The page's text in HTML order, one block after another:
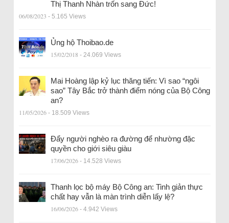
Thị Thanh Nhàn trốn sang Đức!
06/08/2023 - 5.165 Views
Ủng hộ Thoibao.de
15/02/2018 - 24.069 Views
Mai Hoàng lập kỷ lục thăng tiến: Vì sao “ngôi
sao” Tây Bắc trở thành điểm nóng của Bộ Công
an?
11/05/2026 - 18.509 Views
Đẩy người nghèo ra đường để nhường đặc
quyền cho giới siêu giàu
17/06/2026 - 14.528 Views
Thanh lọc bộ máy Bộ Công an: Tinh giản thực
chất hay vẫn là màn trình diễn lấy lệ?
16/06/2026 - 4.942 Views